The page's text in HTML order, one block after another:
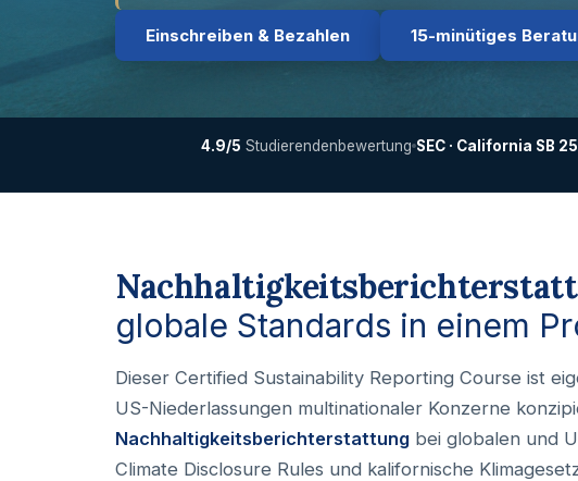
Einschreiben & Bezahlen 15-minütiges
4.9/5 Studierendenbewertung SEC · California SB
globale Standards in einem
Dieser Certified Sustainability Reporting Course ist
US-Niederlassungen multinationaler Konzerne
Nachhaltigkeitsberichterstattung bei globalen und
Climate Disclosure Rules und kalifornische